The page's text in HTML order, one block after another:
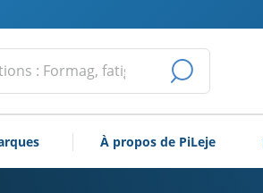
LA
À propos de PiLeje